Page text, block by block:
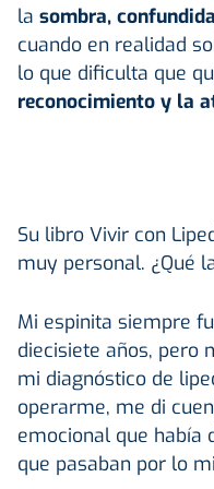
la sombra,
cuando en realidad
lo que dificulta que
reconocimiento y la
Su libro Vivir con
muy personal. ¿Qué
Mi espinita siempre
diecisiete años, pero
mi diagnóstico de
operarme, me di
emocional que había
que pasaban por lo